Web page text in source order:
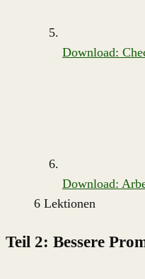
Download:
Download:
6 Lektionen
Teil 2: Bessere